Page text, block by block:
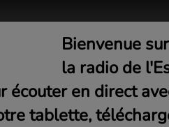
Musique
Bienvenue
la radio de
écouter en direct
tablette,